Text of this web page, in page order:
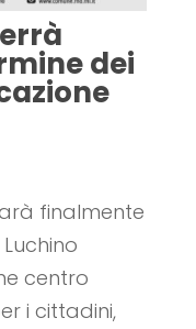
dei
finalmente
centro
i cittadini,